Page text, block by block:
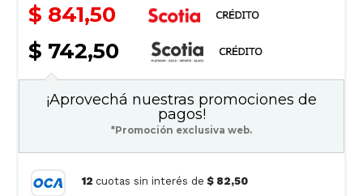
$ 841,50
$ 742,50
¡Aprovechá nuestras promociones de
pagos!
*Promoción exclusiva web.
12 cuotas sin interés de $ 82,50